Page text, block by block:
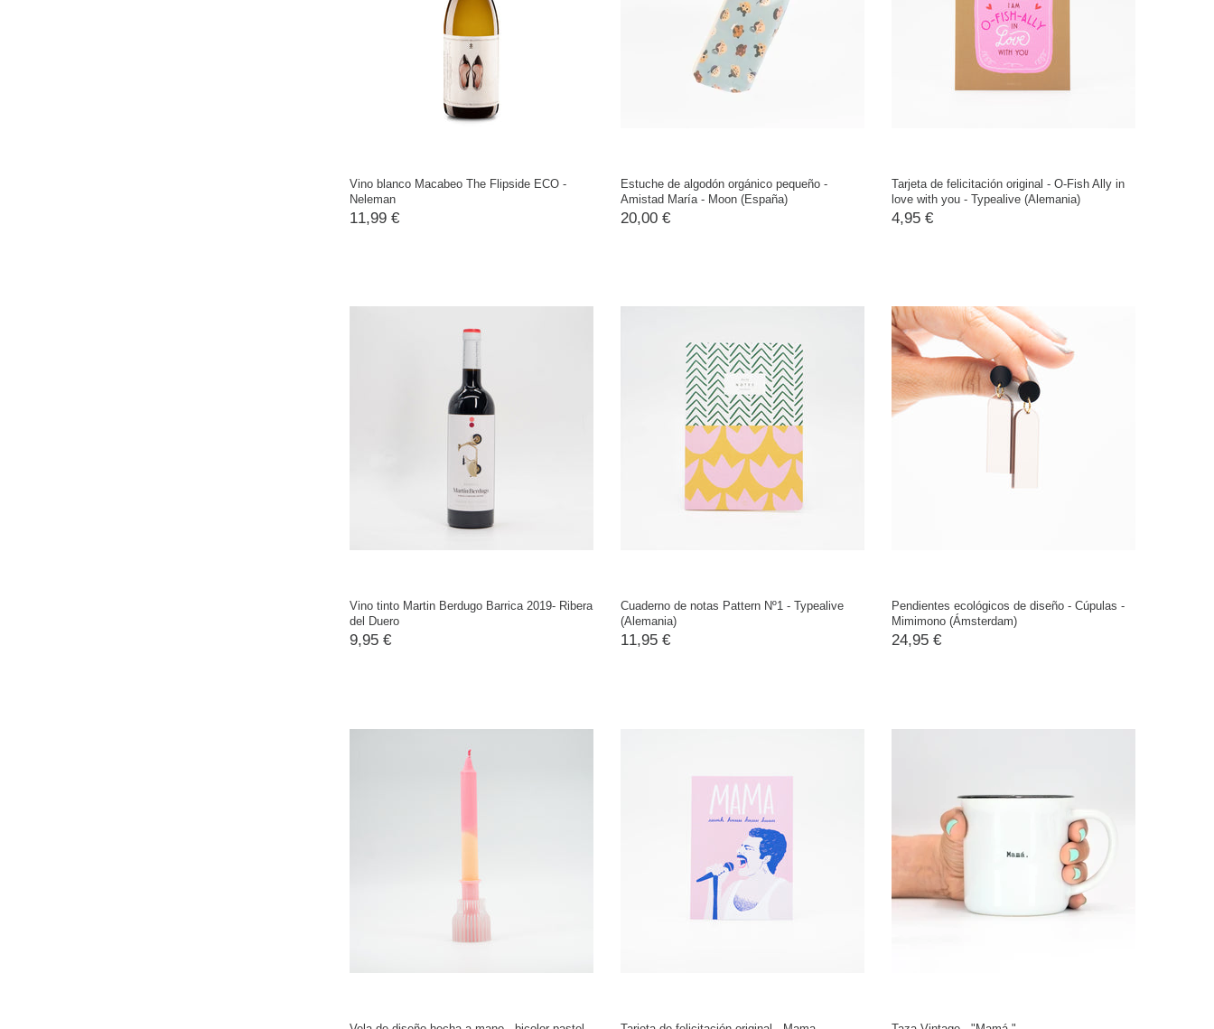
Vino blanco Macabeo The Flipside ECO -
Neleman
11,99 €
Estuche de algodón orgánico pequeño -
Amistad María - Moon (España)
20,00 €
Tarjeta de felicitación original - O-Fish Ally in
love with you - Typealive (Alemania)
4,95 €
Vino tinto Martin Berdugo Barrica 2019- Ribera
del Duero
9,95 €
Cuaderno de notas Pattern Nº1 - Typealive
(Alemania)
11,95 €
Pendientes ecológicos de diseño - Cúpulas -
Mimimono (Ámsterdam)
24,95 €